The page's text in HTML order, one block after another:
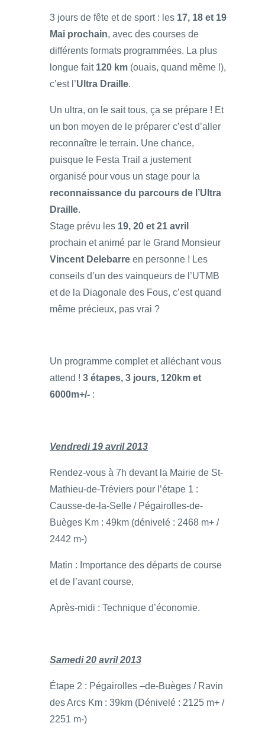
3 jours de fête et de sport : les 17, 18 et 19
Mai prochain, avec des courses de
différents formats programmées. La plus
longue fait 120 km (ouais, quand même !),
c’est l’Ultra Draille.
Un ultra, on le sait tous, ça se prépare ! Et
un bon moyen de le préparer c’est d’aller
reconnaître le terrain. Une chance,
puisque le Festa Trail a justement
organisé pour vous un stage pour la
reconnaissance du parcours de l’Ultra
Draille.
Stage prévu les 19, 20 et 21 avril
prochain et animé par le Grand Monsieur
Vincent Delebarre en personne ! Les
conseils d’un des vainqueurs de l’UTMB
et de la Diagonale des Fous, c’est quand
même précieux, pas vrai ?
Un programme complet et alléchant vous
attend ! 3 étapes, 3 jours, 120km et
6000m+/- :
Vendredi 19 avril 2013
Rendez-vous à 7h devant la Mairie de St-
Mathieu-de-Tréviers pour l’étape 1 :
Causse-de-la-Selle / Pégairolles-de-
Buèges Km : 49km (dénivelé : 2468 m+ /
2442 m-)
Matin : Importance des départs de course
et de l’avant course,
Après-midi : Technique d’économie.
Samedi 20 avril 2013
Étape 2 : Pégairolles –de-Buèges / Ravin
des Arcs Km : 39km (Dénivelé : 2125 m+ /
2251 m-)